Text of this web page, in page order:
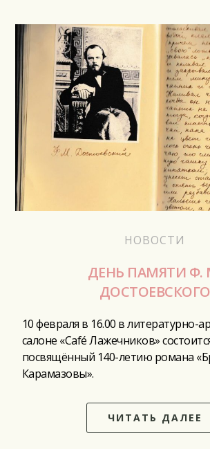
НОВОСТИ
ДЕНЬ ПАМЯТИ Ф.
ДОСТОЕВСКОГО
10 февраля в 16.00 в литературно-
салоне «Café Лажечников»
посвящённый 140-летию романа
Карамазовы».
ЧИТАТЬ ДАЛЕЕ